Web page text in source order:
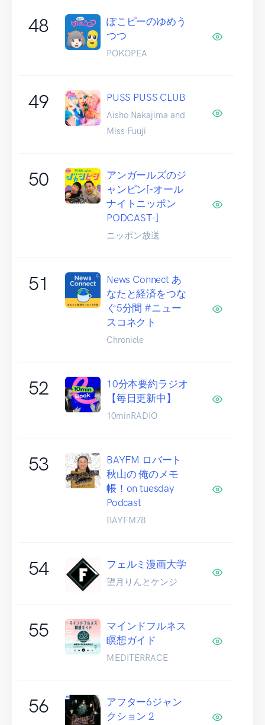
48
ぽこピーのゆめう
つつ
POKOPEA
49 PUSS PUSS CLUB
Aisho Nakajima and
Miss Fuuji
50
アンガールズのジ
ャンピン[-オール
ナイトニッポン
PODCAST-]
ニッポン放送
51
News Connect あ
なたと経済をつな
ぐ5分間 #ニュー
スコネクト
Chronicle
52
10分本要約ラジオ
【毎日更新中】
10minRADIO
53
BAYFM ロバート
秋山の 俺のメモ
帳！on tuesday
Podcast
BAYFM78
54 フェルミ漫画大学
望月りんとケンジ
55
マインドフルネス
瞑想ガイド
MEDITERRACE
56
アフター6ジャン
クション 2